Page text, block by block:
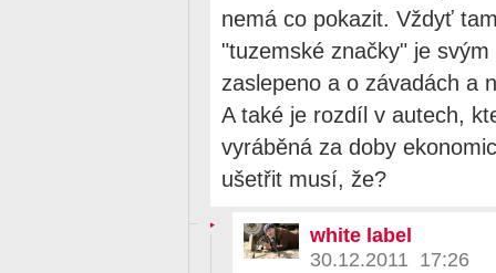
nemá co pokazit. Vždyť
"tuzemské značky" je
zaslepeno a o závadách a
A také je rozdíl v autech,
vyráběná za doby
ušetřit musí, že?
white label
30.12.2011 17:26